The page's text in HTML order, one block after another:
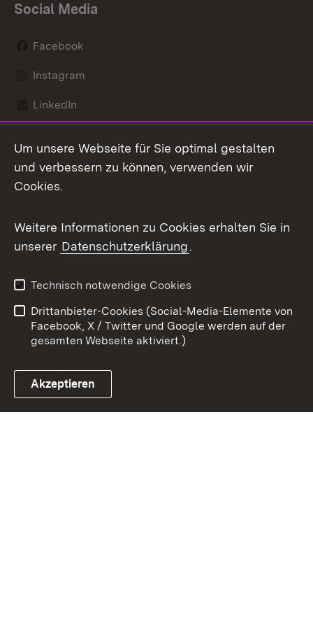
Social Media
Facebook
Instagram
LinkedIn
X / Twitter
Youtube
Link zum Landesportal
Kontakt
Datenschutz
Barrierefreiheit
Impressum
Cookies
Um unsere Webseite für Sie optimal gestalten
und verbessern zu können, verwenden wir
Cookies.
Weitere Informationen zu Cookies erhalten Sie in
unserer Datenschutzerklärung.
Technisch notwendige Cookies
Drittanbieter-Cookies (Social-Media-Elemente von
Facebook, X / Twitter und Google werden auf der
gesamten Webseite aktiviert.)
Akzeptieren